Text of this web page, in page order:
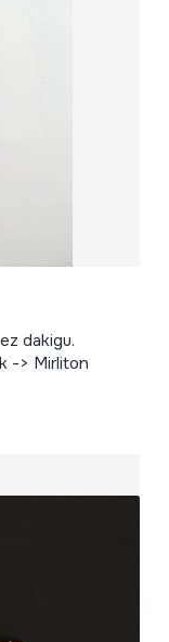
dakigu.
-> Mirliton